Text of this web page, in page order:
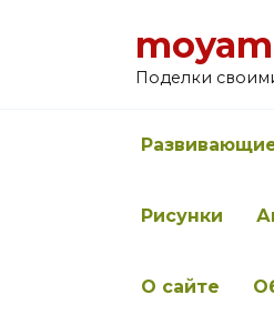
Поделки
Рисунки
О сайте